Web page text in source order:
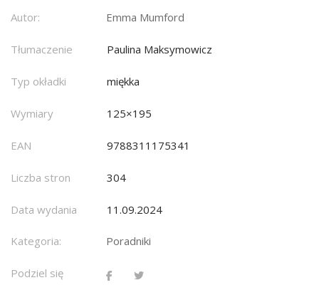
Autor: Emma Mumford
Tłumaczenie Paulina Maksymowicz
Typ okładki miękka
Wymiary 125×195
EAN 9788311175341
Liczba stron 304
Data wydania 11.09.2024
Kategoria: Poradniki
Podziel się